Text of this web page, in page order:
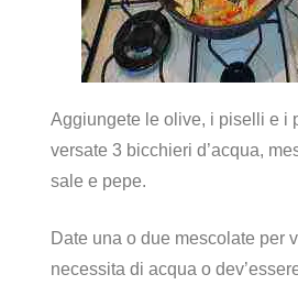
Aggiungete le olive, i piselli e i
versate 3 bicchieri d’acqua,
sale e pepe.
Date una o due mescolate per
necessita di acqua o